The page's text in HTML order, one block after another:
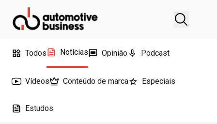
Todos Notícias Opinião Podcast
Vídeos Conteúdo de marca Especiais
Estudos